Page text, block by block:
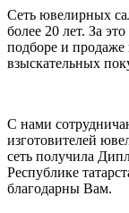
Сеть ювелирных
более 20 лет. За
подборе и
взыскательных
С нами
изготовителей
сеть получила
Республике
благодарны Вам.